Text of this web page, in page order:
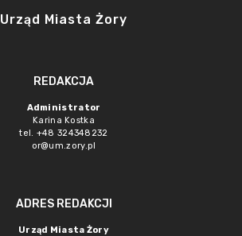
Urząd Miasta Żory
REDAKCJA
Administrator
Karina Kostka
tel. +48 324348232
or@um.zory.pl
ADRES REDAKCJI
Urząd Miasta Żory